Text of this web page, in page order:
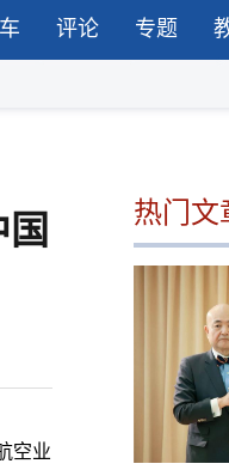
评论 专题
空业
热门文